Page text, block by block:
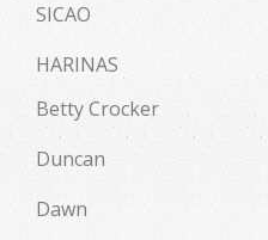
SICAO
HARINAS
Betty Crocker
Duncan
Dawn